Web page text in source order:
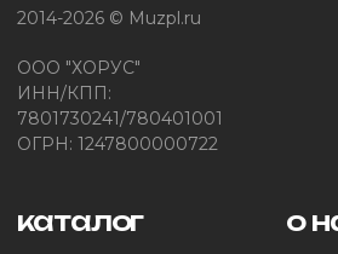
2014-2026 © Muzpl.ru
ООО "ХОРУС"
ИНН/КПП:
7801730241/780401001
ОГРН: 1247800000722
каталог о